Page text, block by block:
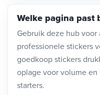
Welke pagina past
Gebruik deze hub
professionele stickers
goedkoop stickers
oplage voor volume
starters.